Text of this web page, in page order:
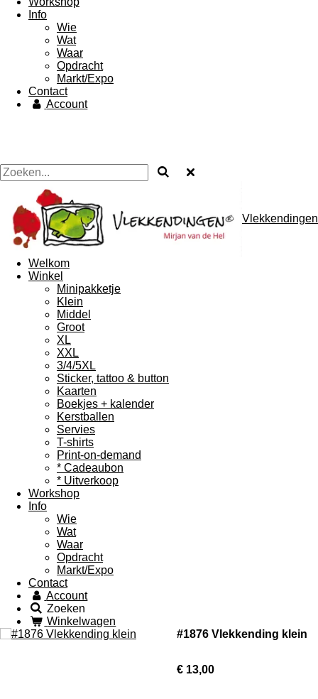
Info
Wie
Wat
Waar
Opdracht
Markt/Expo
Contact
Account
Vlekkendingen
Welkom
Winkel
Minipakketje
Klein
Middel
Groot
XL
XXL
3/4/5XL
Sticker, tattoo & button
Kaarten
Boekjes + kalender
Kerstballen
Servies
T-shirts
Print-on-demand
* Cadeaubon
* Uitverkoop
Workshop
Info
Wie
Wat
Waar
Opdracht
Markt/Expo
Contact
Account
Zoeken
Winkelwagen
#1876 Vlekkending klein
€ 13,00